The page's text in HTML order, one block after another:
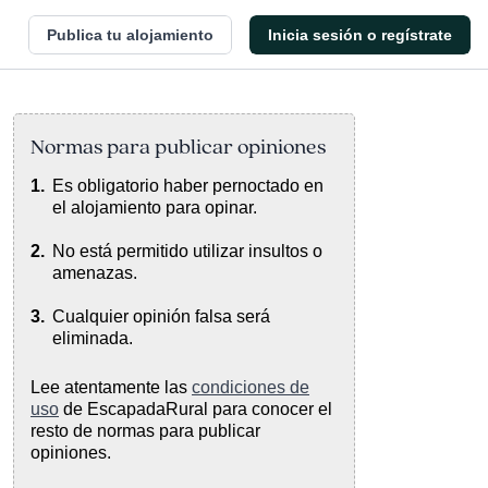
Publica tu alojamiento Inicia sesión o regístrate
Normas para publicar opiniones
Es obligatorio haber pernoctado en
el alojamiento para opinar.
No está permitido utilizar insultos o
amenazas.
Cualquier opinión falsa será
eliminada.
Lee atentamente las condiciones de
uso de EscapadaRural para conocer el
resto de normas para publicar
opiniones.